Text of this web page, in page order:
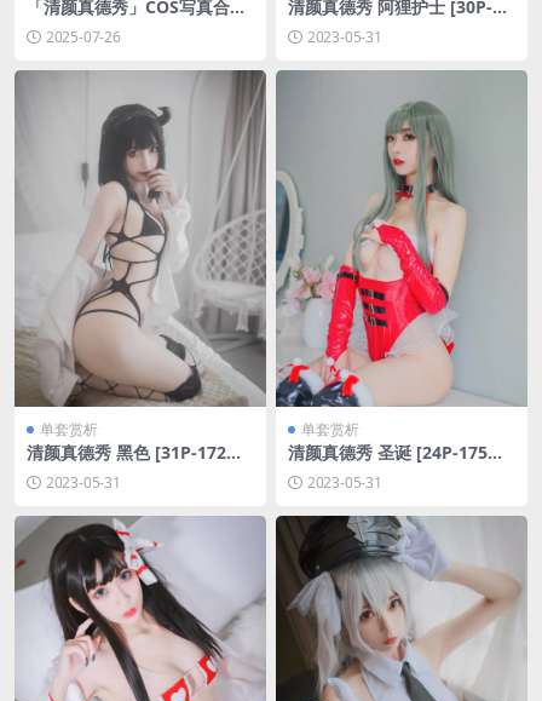
「清颜真德秀」COS写真合集
[持续更新]
2025-07-26
清颜真德秀 阿狸护士 [30P-23
8MB]2023-05-31
单套赏析
清颜真德秀 黑色 [31P-172M
B] 2023-05-31
单套赏析
清颜真德秀 圣诞 [24P-175M
B] 2023-05-31